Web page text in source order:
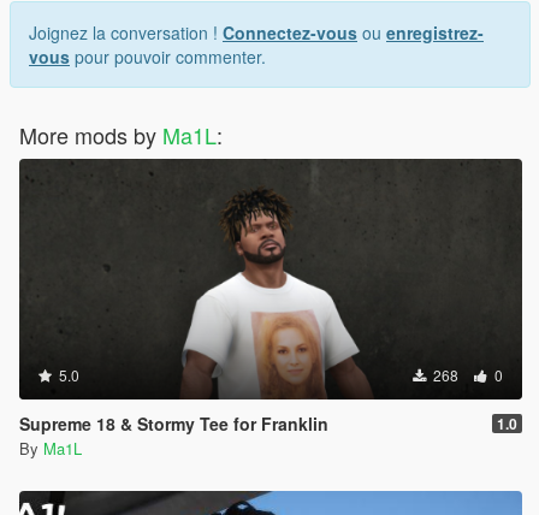
Joignez la conversation ! Connectez-vous ou enregistrez-
vous pour pouvoir commenter.
More mods by Ma1L:
5.0 268 0
Supreme 18 & Stormy Tee for Franklin 1.0
By Ma1L